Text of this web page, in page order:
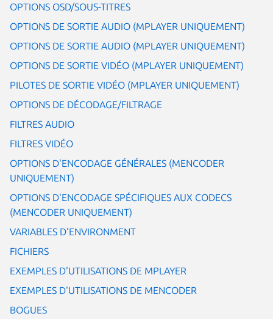
OPTIONS OSD/SOUS-TITRES
OPTIONS DE SORTIE AUDIO (MPLAYER UNIQUEMENT)
OPTIONS DE SORTIE AUDIO (MPLAYER UNIQUEMENT)
OPTIONS DE SORTIE VIDÉO (MPLAYER UNIQUEMENT)
PILOTES DE SORTIE VIDÉO (MPLAYER UNIQUEMENT)
OPTIONS DE DÉCODAGE/FILTRAGE
FILTRES AUDIO
FILTRES VIDÉO
OPTIONS D'ENCODAGE GÉNÉRALES (MENCODER
UNIQUEMENT)
OPTIONS D'ENCODAGE SPÉCIFIQUES AUX CODECS
(MENCODER UNIQUEMENT)
VARIABLES D'ENVIRONMENT
FICHIERS
EXEMPLES D'UTILISATIONS DE MPLAYER
EXEMPLES D'UTILISATIONS DE MENCODER
BOGUES